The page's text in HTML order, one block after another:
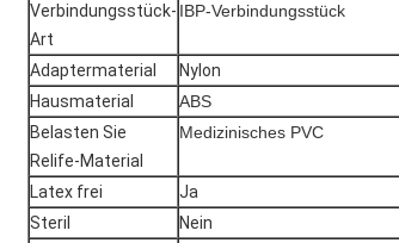
Verbindungsstück-
Art
IBP-Verbindungsstück
Adaptermaterial
Nylon
Hausmaterial
ABS
Belasten Sie
Relife-Material
Medizinisches PVC
Latex frei
Ja
Steril
Nein